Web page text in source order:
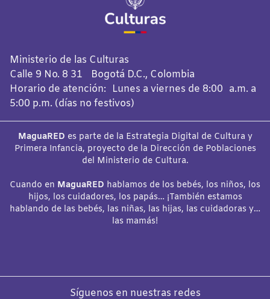
Ministerio de las Culturas
Calle 9 No. 8 31 Bogotá D.C., Colombia
Horario de atención: Lunes a viernes de 8:00 a.m. a
5:00 p.m. (días no festivos)
MaguaRED es parte de la Estrategia Digital de Cultura y
Primera Infancia, proyecto de la Dirección de Poblaciones
del Ministerio de Cultura.
Cuando en MaguaRED hablamos de los bebés, los niños, los
hijos, los cuidadores, los papás… ¡También estamos
hablando de las bebés, las niñas, las hijas, las cuidadoras y…
las mamás!
Síguenos en nuestras redes